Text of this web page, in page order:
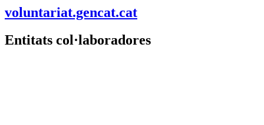
voluntariat.gencat.cat
Entitats col·laboradores